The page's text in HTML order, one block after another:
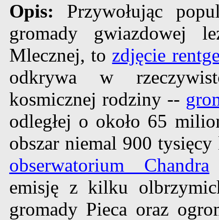
Opis: Przywołując
gromady gwiazdowej
Mlecznej, to zdjęcie
odkrywa w
kosmicznej rodziny --
odległej o około 65
obszar niemal 900
obserwatorium Chandra
emisję z kilku
gromady Pieca oraz